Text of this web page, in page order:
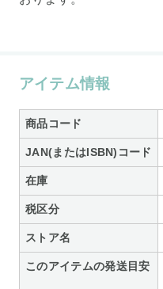
アイテム情報
商品コード
JAN(またはISBN)コード
在庫
税区分
ストア名
このアイテムの発送目安